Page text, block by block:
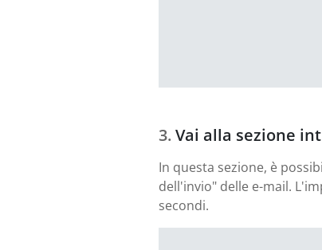
Vai alla sezione
In questa sezione, è
dell'invio" delle e-mail.
secondi.